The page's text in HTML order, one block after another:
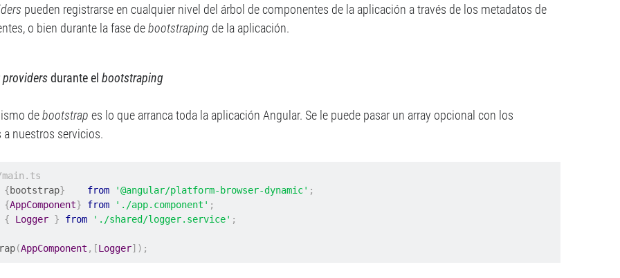
pueden registrarse en cualquier nivel del árbol de componentes de la aplicación a través de los metadatos de
o bien durante la fase debootstraping de la aplicación.
providersdurante elbootstraping
debootstrap es lo que arranca toda la aplicación Angular. Se le puede pasar un array opcional con los
a nuestros servicios.
{bootstrap} from '@angular/platform-browser-dynamic' ;
{AppComponent} from './app.component' ;
{ Logger } from './shared/logger.service' ;
(AppComponent ,[Logger]);